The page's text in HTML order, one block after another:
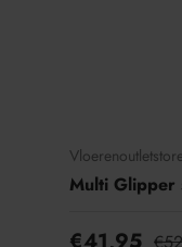
Vloerenoutletstore
Multi Glipper
€41,95